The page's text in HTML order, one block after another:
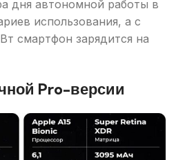
дня автономной работы в
использования, а с
смартфон зарядится на
Pro-версии